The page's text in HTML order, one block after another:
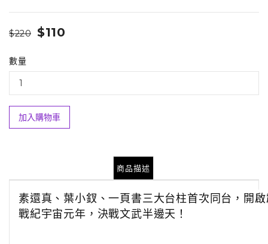
$220 $110
數量
加入購物車
商品描述
素還真、葉小釵、一頁書三大台柱首次同台，開
戰紀宇宙元年，決戰文武半邊天！